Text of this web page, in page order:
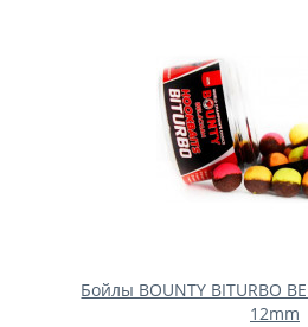
Бойлы BOUNTY BITURBO
12mm